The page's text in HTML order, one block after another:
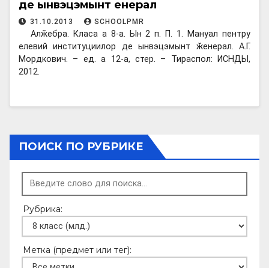
де ынвэцэмынт ӂенерал
31.10.2013 SCHOOLPMR
Алӂебра. Класа а 8-а. Ын 2 п. П. 1. Мануал пентру
елевий институциилор де ынвэцэмынт ӂенерал. А.Г.
Мордкович. – ед. а 12-а, стер. – Тираспол: ИСНДЫ,
2012.
ПОИСК ПО РУБРИКЕ
Рубрика:
Метка (предмет или тег):